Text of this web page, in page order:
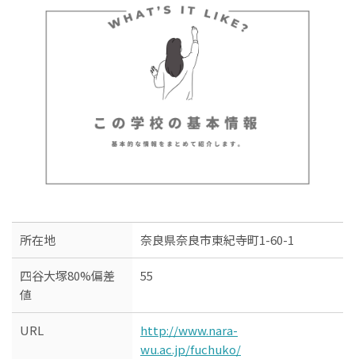
所在地 奈良県奈良市東紀寺町1-60-1
四谷大塚80%偏差
値
55
URL
http://www.nara-
wu.ac.jp/fuchuko/